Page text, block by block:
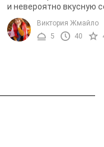
и невероятно вкусную
духовке. В этом
заправлять рыбу
который великолепно ...
Виктория Жмайло
5
40